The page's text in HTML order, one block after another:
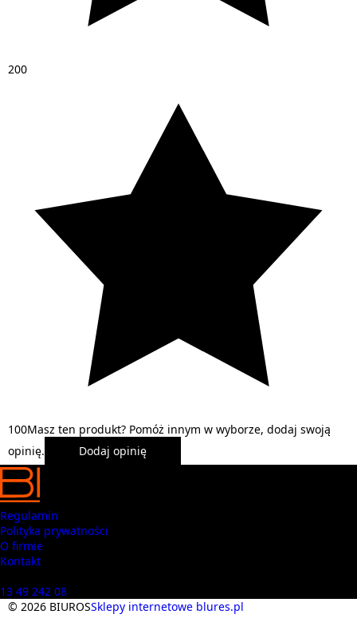
200
100Masz ten produkt? Pomóż innym w wyborze, dodaj swoją
opinię.
Dodaj opinię
Regulamin
Polityka prywatności
O firmie
Kontakt
13 49 242 08
© 2026 BIUROSSklepy internetowe blures.pl